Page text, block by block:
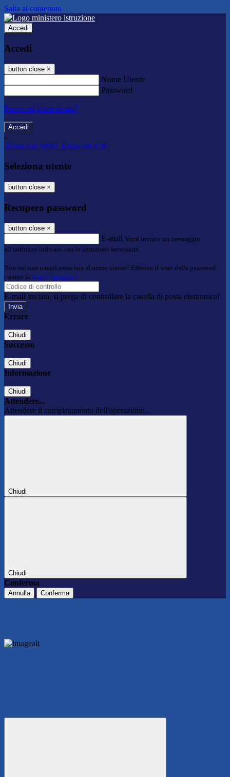
Salta al contenuto
Accedi
Accedi
button close ×
Nome Utente
Password
Password dimenticata?
-
Entra con SPID Entra con CIE
Seleziona utente
button close ×
Recupero password
button close ×
E-mail Verrà inviato un messaggio
all'indirizzo indicato con le istruzioni necessarie.
Non hai una e-mail associata al nome utente? Effettua il reset della password
tramite la Login Spaggiari
E-mail inviata, si prega di controllare la casella di posta elettronica!
Errore
Chiudi
Successo
Chiudi
Informazione
Chiudi
Attendere...
Attendere il completamento dell'operazione...
Chiudi
Chiudi
Conferma
Annulla Conferma